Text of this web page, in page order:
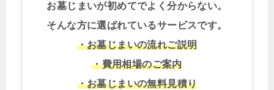
お墓じまいが初めてでよく分からない。
そんな方に選ばれているサービスです。
・お墓じまいの流れご説明
・費用相場のご案内
・お墓じまいの無料見積り